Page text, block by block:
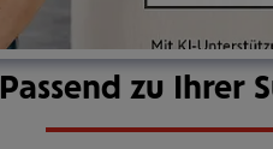
Passend zu Ihrer